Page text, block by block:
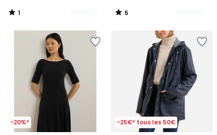
1
/
5
/
-20%* -25€* tous les 50€